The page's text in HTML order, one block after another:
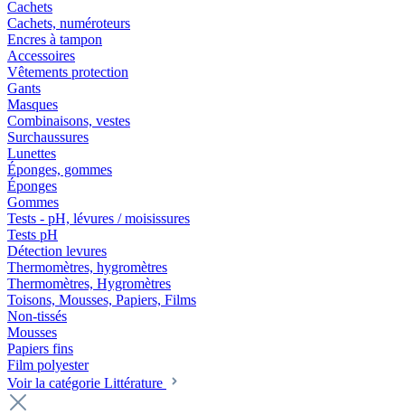
Cachets
Cachets, numéroteurs
Encres à tampon
Accessoires
Vêtements protection
Gants
Masques
Combinaisons, vestes
Surchaussures
Lunettes
Éponges, gommes
Éponges
Gommes
Tests - pH, lévures / moisissures
Tests pH
Détection levures
Thermomètres, hygromètres
Thermomètres, Hygromètres
Toisons, Mousses, Papiers, Films
Non-tissés
Mousses
Papiers fins
Film polyester
Voir la catégorie Littérature